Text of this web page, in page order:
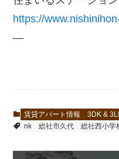
https://
—
賃貸アパート情報 3DK &
nk
総社市久代 総社西小学